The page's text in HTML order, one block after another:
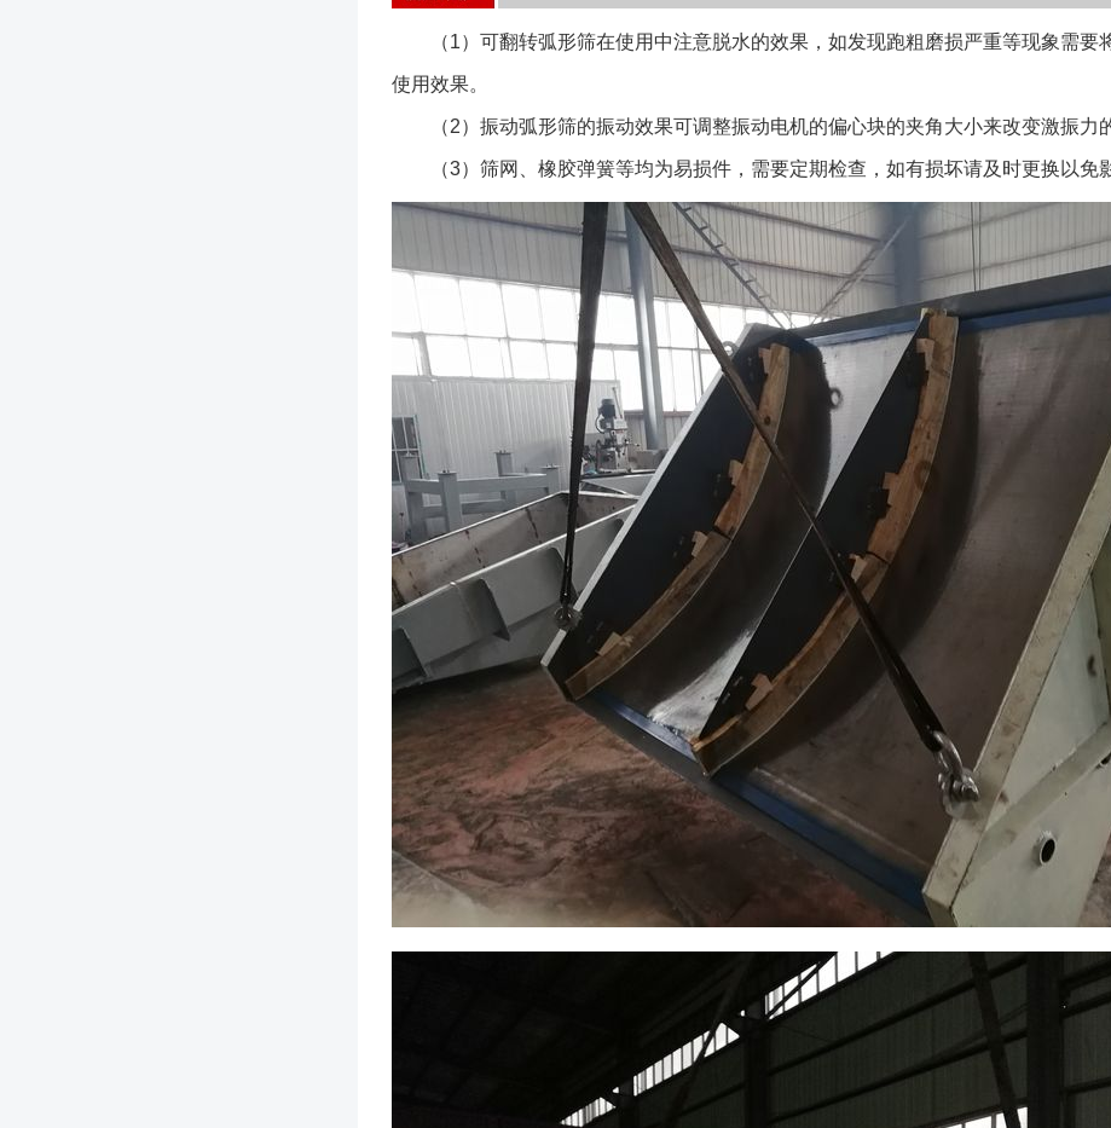
（1）可翻转弧形筛在使用中注意脱水的效果，如发现跑粗磨损严重等现象需要
使用效果。
（2）振动弧形筛的振动效果可调整振动电机的偏心块的夹角大小来改变激振力
（3）筛网、橡胶弹簧等均为易损件，需要定期检查，如有损坏请及时更换以免